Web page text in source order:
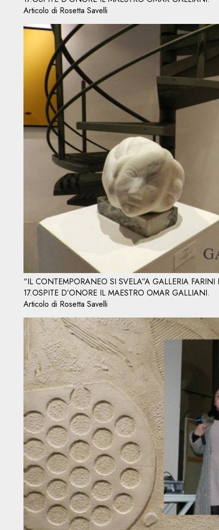
Articolo di Rosetta Savelli
“IL CONTEMPORANEO SI SVELA”A GALLERIA
17.OSPITE D’ONORE IL MAESTRO OMAR GALLIANI.
Articolo di Rosetta Savelli